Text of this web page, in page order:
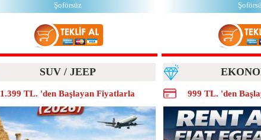
Şoförsüz
SUV / JEEP
1.399 TL. 'den Başlayan Fiyatlarla 999 TL. 'den